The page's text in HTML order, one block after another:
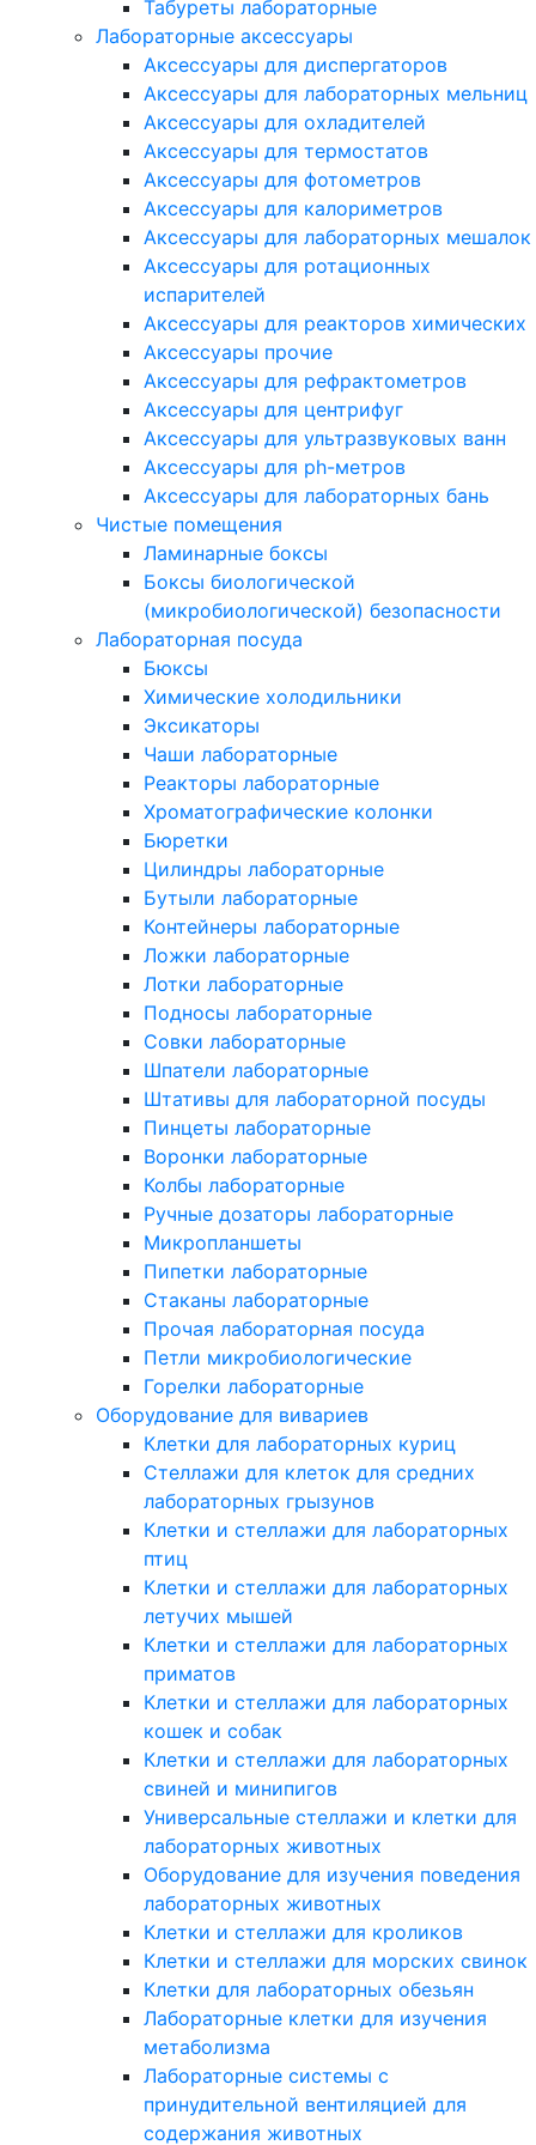
Табуреты лабораторные
Лабораторные аксессуары
Аксессуары для диспергаторов
Аксессуары для лабораторных мельниц
Аксессуары для охладителей
Аксессуары для термостатов
Аксессуары для фотометров
Аксессуары для калориметров
Аксессуары для лабораторных мешалок
Аксессуары для ротационных
испарителей
Аксессуары для реакторов химических
Аксессуары прочие
Аксессуары для рефрактометров
Аксессуары для центрифуг
Аксессуары для ультразвуковых ванн
Аксессуары для ph-метров
Аксессуары для лабораторных бань
Чистые помещения
Ламинарные боксы
Боксы биологической
(микробиологической) безопасности
Лабораторная посуда
Бюксы
Химические холодильники
Эксикаторы
Чаши лабораторные
Реакторы лабораторные
Хроматографические колонки
Бюретки
Цилиндры лабораторные
Бутыли лабораторные
Контейнеры лабораторные
Ложки лабораторные
Лотки лабораторные
Подносы лабораторные
Совки лабораторные
Шпатели лабораторные
Штативы для лабораторной посуды
Пинцеты лабораторные
Воронки лабораторные
Колбы лабораторные
Ручные дозаторы лабораторные
Микропланшеты
Пипетки лабораторные
Стаканы лабораторные
Прочая лабораторная посуда
Петли микробиологические
Горелки лабораторные
Оборудование для вивариев
Клетки для лабораторных куриц
Стеллажи для клеток для средних
лабораторных грызунов
Клетки и стеллажи для лабораторных
птиц
Клетки и стеллажи для лабораторных
летучих мышей
Клетки и стеллажи для лабораторных
приматов
Клетки и стеллажи для лабораторных
кошек и собак
Клетки и стеллажи для лабораторных
свиней и минипигов
Универсальные стеллажи и клетки для
лабораторных животных
Оборудование для изучения поведения
лабораторных животных
Клетки и стеллажи для кроликов
Клетки и стеллажи для морских свинок
Клетки для лабораторных обезьян
Лабораторные клетки для изучения
метаболизма
Лабораторные системы с
принудительной вентиляцией для
содержания животных